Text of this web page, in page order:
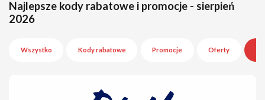
Najlepsze kody rabatowe i promocje - sierpień
2026
Wszystko Kody rabatowe Promocje Oferty